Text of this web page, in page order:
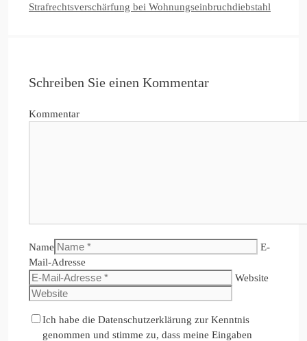
Strafrechtsverschärfung bei Wohnungseinbruchdiebstahl
Schreiben Sie einen Kommentar
Kommentar
Name
E-
Mail-Adresse
Website
Ich habe die Datenschutzerklärung zur Kenntnis
genommen und stimme zu, dass meine Eingaben